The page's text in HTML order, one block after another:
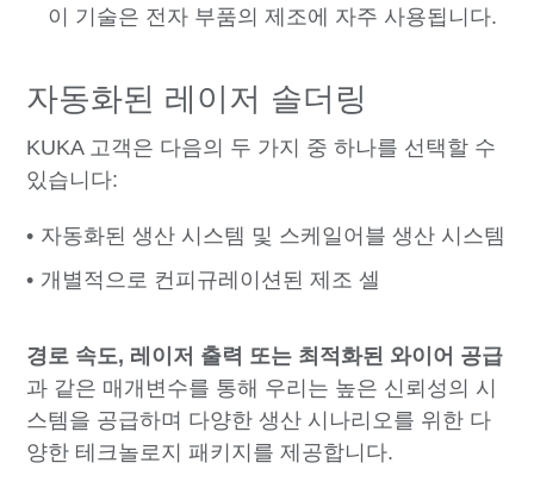
이 기술은 전자 부품의 제조에 자주 사용됩니다.
자동화된 레이저 솔더링
KUKA 고객은 다음의 두 가지 중 하나를 선택할 수
있습니다:
자동화된 생산 시스템 및 스케일어블 생산 시스템
개별적으로 컨피규레이션된 제조 셀
경로 속도, 레이저 출력 또는 최적화된 와이어 공급
과 같은 매개변수를 통해 우리는 높은 신뢰성의 시
스템을 공급하며 다양한 생산 시나리오를 위한 다
양한 테크놀로지 패키지를 제공합니다.